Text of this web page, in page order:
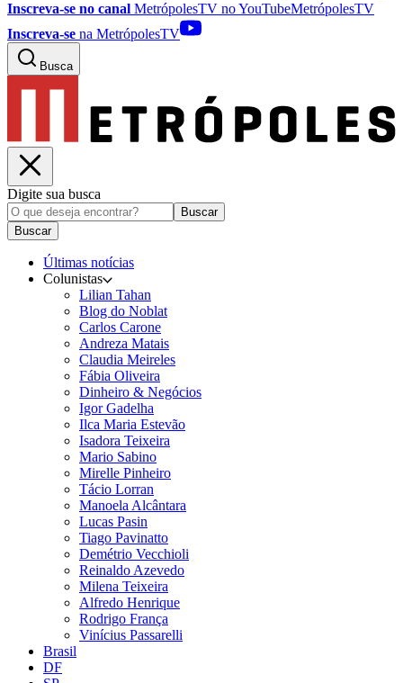
Inscreva-se no canal MetrópolesTV noYouTubeMetrópolesTV
Inscreva-se na MetrópolesTV
Busca
Digite sua busca
Buscar
Buscar
Últimas notícias
Colunistas
Lilian Tahan
Blog do Noblat
Carlos Carone
Andreza Matais
Claudia Meireles
Fábia Oliveira
Dinheiro & Negócios
Igor Gadelha
Ilca Maria Estevão
Isadora Teixeira
Mario Sabino
Mirelle Pinheiro
Tácio Lorran
Manoela Alcântara
Lucas Pasin
Tiago Pavinatto
Demétrio Vecchioli
Reinaldo Azevedo
Milena Teixeira
Alfredo Henrique
Rodrigo França
Vinícius Passarelli
Brasil
DF